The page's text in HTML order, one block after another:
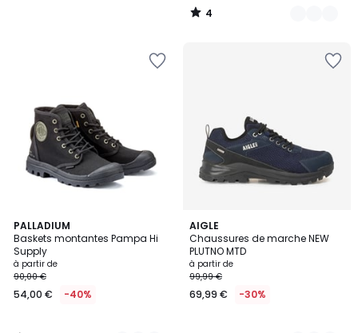
4
/
PALLADIUM
Baskets montantes Pampa Hi
Supply
à partir de
90,00 €
54,00 € -40%
4,8
/ 5
8
Couleurs
AIGLE
Chaussures de marche NEW
PLUTNO MTD
à partir de
99,99 €
69,99 € -30%
2
Couleurs